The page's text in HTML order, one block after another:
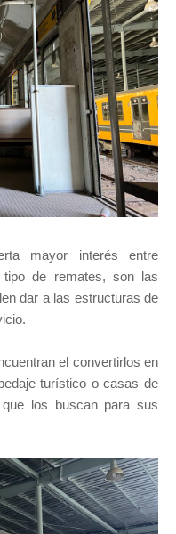
mayor interés entre
de remates, son las
dar a las estructuras de
el convertirlos en
turístico o casas de
los buscan para sus